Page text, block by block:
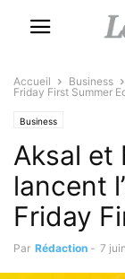
Accueil Business
Friday First Summer
Business
Aksal et
lancent
Friday
Par Rédaction - 7